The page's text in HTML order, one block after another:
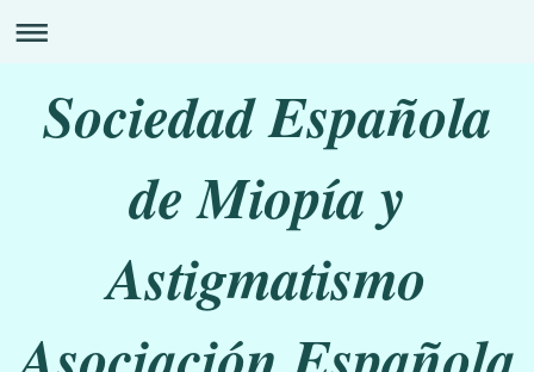
Sociedad Española
de Miopía y
Astigmatismo